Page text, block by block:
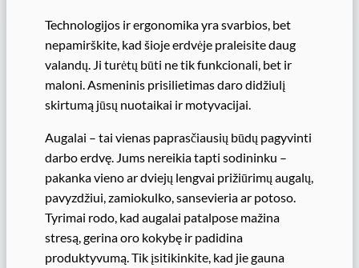
Technologijos ir ergonomika yra svarbios, bet
nepamirškite, kad šioje erdvėje praleisite daug
valandų. Ji turėtų būti ne tik funkcionali, bet ir
maloni. Asmeninis prisilietimas daro didžiulį
skirtumą jūsų nuotaikai ir motyvacijai.
Augalai – tai vienas paprasčiausių būdų pagyvinti
darbo erdvę. Jums nereikia tapti sodininku –
pakanka vieno ar dviejų lengvai prižiūrimų augalų,
pavyzdžiui, zamiokulko, sansevieria ar potoso.
Tyrimai rodo, kad augalai patalpose mažina
stresą, gerina oro kokybę ir padidina
produktyvumą. Tik įsitikinkite, kad jie gauna